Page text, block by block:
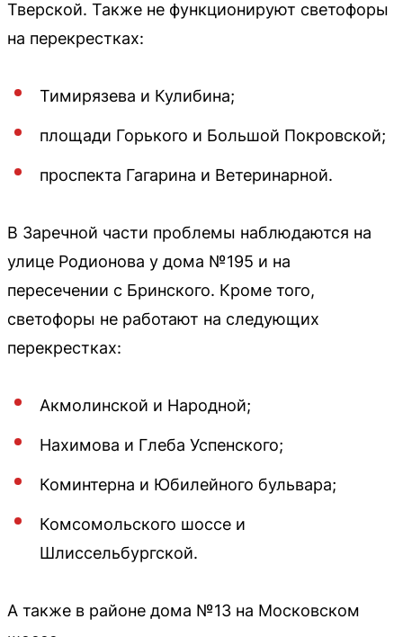
Тверской. Также не функционируют светофоры
на перекрестках:
Тимирязева и Кулибина;
площади Горького и Большой Покровской;
проспекта Гагарина и Ветеринарной.
В Заречной части проблемы наблюдаются на
улице Родионова у дома №195 и на
пересечении с Бринского. Кроме того,
светофоры не работают на следующих
перекрестках:
Акмолинской и Народной;
Нахимова и Глеба Успенского;
Коминтерна и Юбилейного бульвара;
Комсомольского шоссе и
Шлиссельбургской.
А также в районе дома №13 на Московском